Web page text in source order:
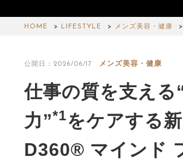
HOME LIFESTYLE メンズ美容・健康
公開日：2026/06/17 メンズ美容・健康
仕事の質を支える
力”*1をケアする
D360® マインド